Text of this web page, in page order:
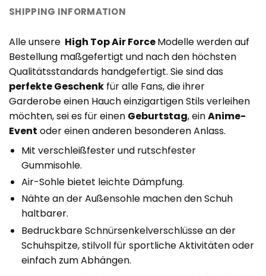
SHIPPING INFORMATION
Alle unsere High Top Air ForceModelle werden auf
Bestellung maßgefertigt und nach den höchsten
Qualitätsstandards handgefertigt. Sie sind das
perfekte Geschenk für alle Fans, die ihrer
Garderobe einen Hauch einzigartigen Stils verleihen
möchten, sei es für einen Geburtstag, einAnime-
Event oder einen anderen besonderen Anlass.
Mit verschleißfester und rutschfester
Gummisohle.
Air-Sohle bietet leichte Dämpfung.
Nähte an der Außensohle machen den Schuh
haltbarer.
Bedruckbare Schnürsenkelverschlüsse an der
Schuhspitze, stilvoll für sportliche Aktivitäten oder
einfach zum Abhängen.